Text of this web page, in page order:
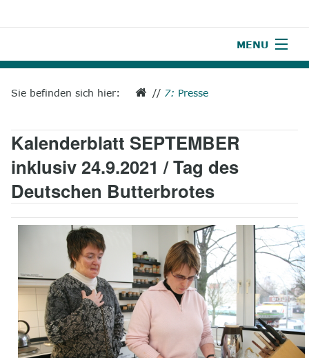
MENU
3
Wir über uns
4
Unsere Leistungen
5
Wissenswertes
Unterstützen
8
Kontakt
Sie befinden sich hier: // 7: Presse
Kalenderblatt SEPTEMBER
inklusiv 24.9.2021 / Tag des
Deutschen Butterbrotes